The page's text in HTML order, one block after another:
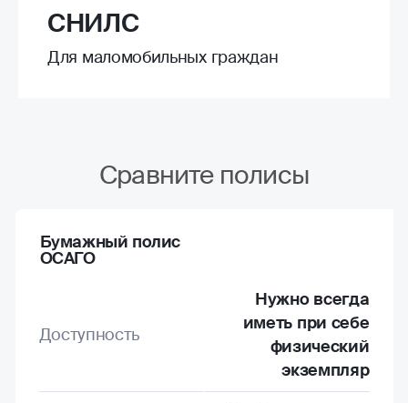
СНИЛС
Для маломобильных граждан
Сравните полисы
Бумажный полис
ОСАГО
Доступность
Нужно всегда
иметь при себе
физический
экземпляр